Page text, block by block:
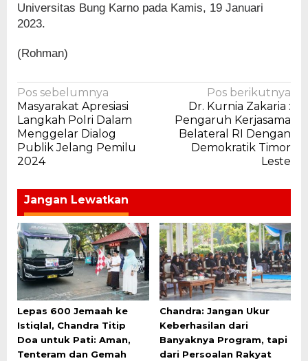
Universitas Bung Karno pada Kamis, 19 Januari
2023.
(Rohman)
Navigasi
pos
Pos sebelumnya
Masyarakat Apresiasi
Langkah Polri Dalam
Menggelar Dialog
Publik Jelang Pemilu
2024
Pos berikutnya
Dr. Kurnia Zakaria :
Pengaruh Kerjasama
Belateral RI Dengan
Demokratik Timor
Leste
Jangan Lewatkan
Lepas 600 Jemaah ke
Istiqlal, Chandra Titip
Doa untuk Pati: Aman,
Tenteram dan Gemah
Chandra: Jangan Ukur
Keberhasilan dari
Banyaknya Program, tapi
dari Persoalan Rakyat